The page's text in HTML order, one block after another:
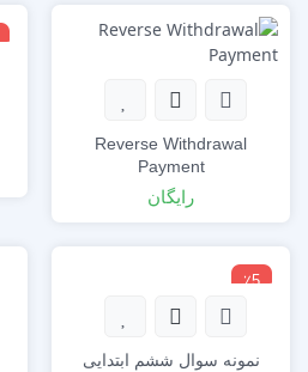
Reverse Withdrawal
Payment
رایگان
٪5
نمونه سوال ششم ابتدایی